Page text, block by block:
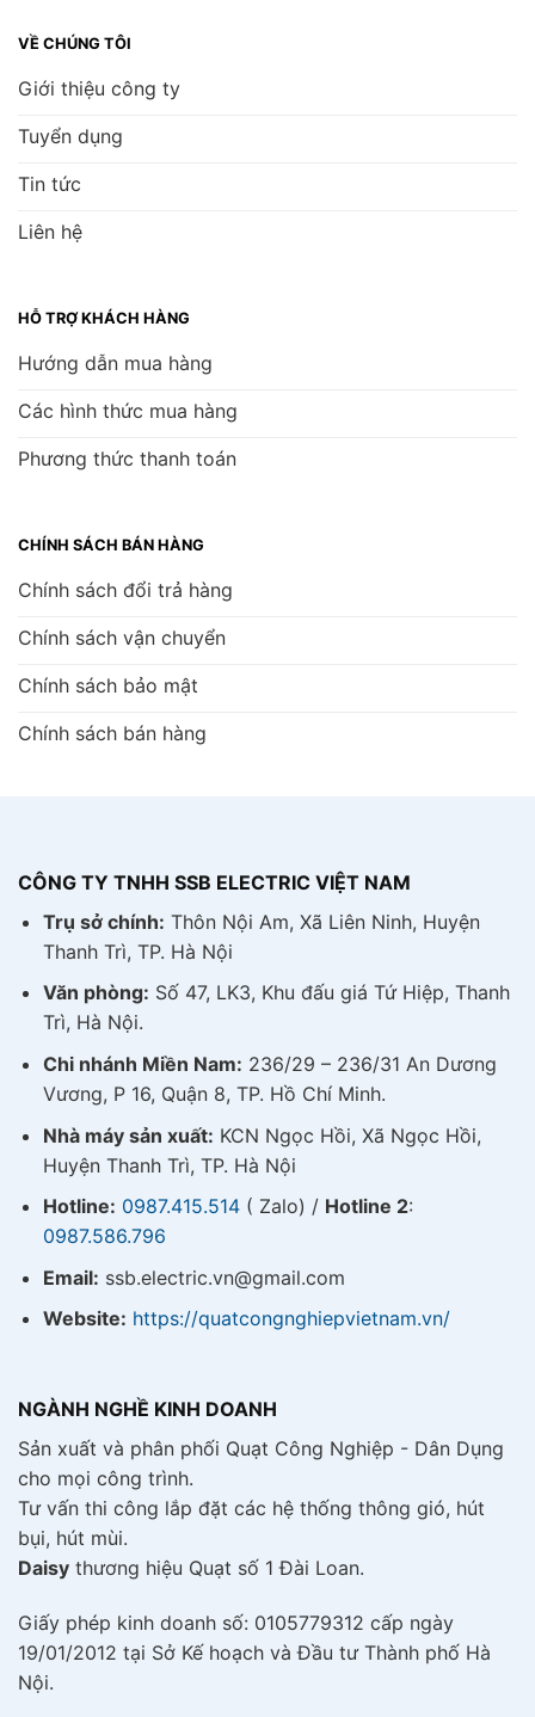
VỀ CHÚNG TÔI
Giới thiệu công ty
Tuyển dụng
Tin tức
Liên hệ
HỖ TRỢ KHÁCH HÀNG
Hướng dẫn mua hàng
Các hình thức mua hàng
Phương thức thanh toán
CHÍNH SÁCH BÁN HÀNG
Chính sách đổi trả hàng
Chính sách vận chuyển
Chính sách bảo mật
Chính sách bán hàng
CÔNG TY TNHH SSB ELECTRIC VIỆT NAM
Trụ sở chính: Thôn Nội Am, Xã Liên Ninh, Huyện
Thanh Trì, TP. Hà Nội
Văn phòng: Số 47, LK3, Khu đấu giá Tứ Hiệp, Thanh
Trì, Hà Nội.
Chi nhánh Miền Nam: 236/29 – 236/31 An Dương
Vương, P 16, Quận 8, TP. Hồ Chí Minh.
Nhà máy sản xuất: KCN Ngọc Hồi, Xã Ngọc Hồi,
Huyện Thanh Trì, TP. Hà Nội
Hotline: 0987.415.514( Zalo) / Hotline 2:
0987.586.796
Email: ssb.electric.vn@gmail.com
Website: https://quatcongnghiepvietnam.vn/
NGÀNH NGHỀ KINH DOANH
Sản xuất và phân phối Quạt Công Nghiệp - Dân Dụng
cho mọi công trình.
Tư vấn thi công lắp đặt các hệ thống thông gió, hút
bụi, hút mùi.
Daisy thương hiệu Quạt số 1 Đài Loan.
Giấy phép kinh doanh số: 0105779312 cấp ngày
19/01/2012 tại Sở Kế hoạch và Đầu tư Thành phố Hà
Nội.